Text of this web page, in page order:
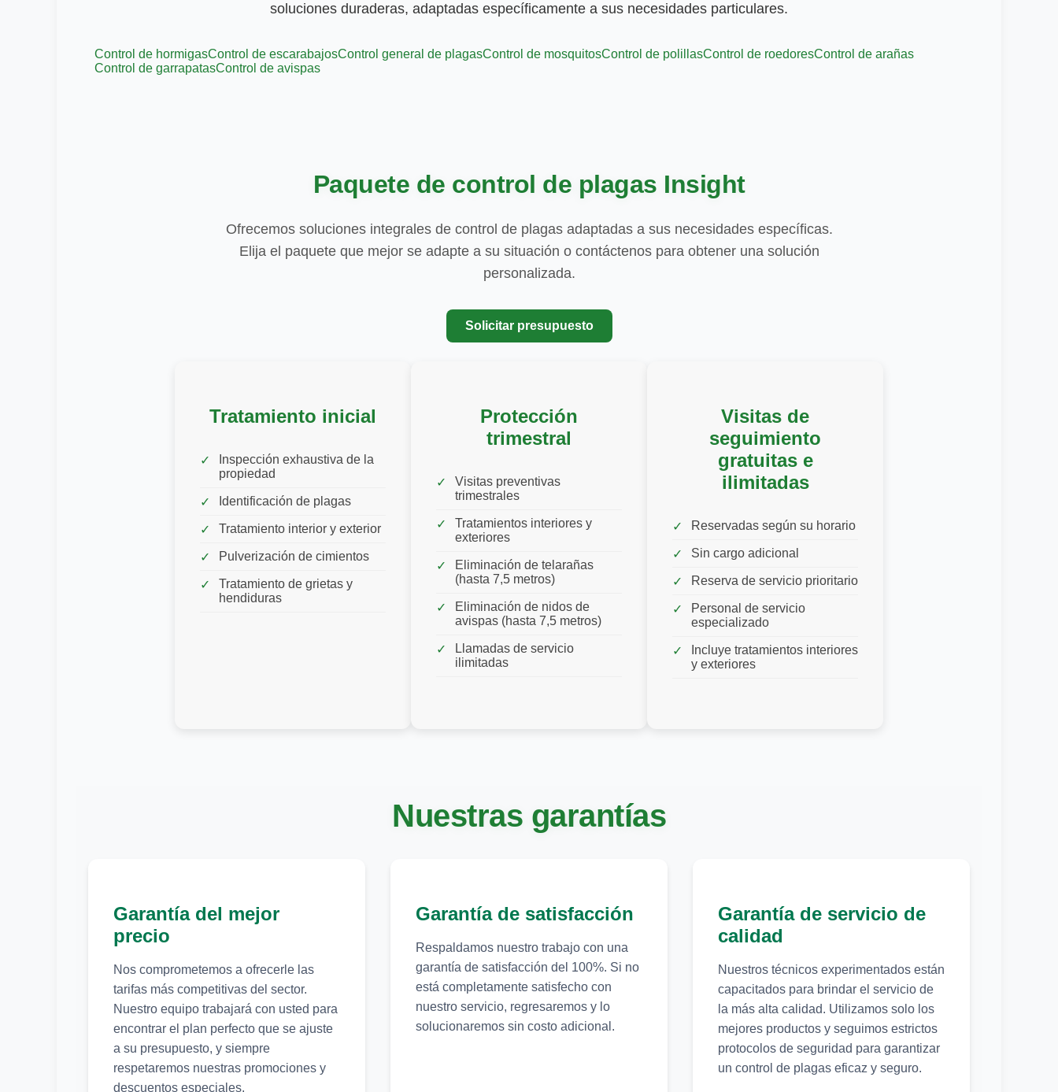
soluciones duraderas, adaptadas específicamente a sus necesidades particulares.
Control de hormigasControl de escarabajosControl general de plagasControl de mosquitosControl de polillasControl de roedoresControl de arañas
Control de garrapatasControl de avispas
Paquete de control de plagas Insight
Ofrecemos soluciones integrales de control de plagas adaptadas a sus necesidades específicas.
Elija el paquete que mejor se adapte a su situación o contáctenos para obtener una solución
personalizada.
Solicitar presupuesto
Tratamiento inicial
Inspección exhaustiva de la
propiedad
Identificación de plagas
Tratamiento interior y exterior
Pulverización de cimientos
Tratamiento de grietas y
hendiduras
Protección
trimestral
Visitas preventivas
trimestrales
Tratamientos interiores y
exteriores
Eliminación de telarañas
(hasta 7,5 metros)
Eliminación de nidos de
avispas (hasta 7,5 metros)
Llamadas de servicio
ilimitadas
Visitas de
seguimiento
gratuitas e
ilimitadas
Reservadas según su horario
Sin cargo adicional
Reserva de servicio prioritario
Personal de servicio
especializado
Incluye tratamientos interiores
y exteriores
Nuestras garantías
Garantía del mejor
precio
Nos comprometemos a ofrecerle las
tarifas más competitivas del sector.
Nuestro equipo trabajará con usted para
encontrar el plan perfecto que se ajuste
a su presupuesto, y siempre
respetaremos nuestras promociones y
descuentos especiales.
Garantía de satisfacción
Respaldamos nuestro trabajo con una
garantía de satisfacción del 100%. Si no
está completamente satisfecho con
nuestro servicio, regresaremos y lo
solucionaremos sin costo adicional.
Garantía de servicio de
calidad
Nuestros técnicos experimentados están
capacitados para brindar el servicio de
la más alta calidad. Utilizamos solo los
mejores productos y seguimos estrictos
protocolos de seguridad para garantizar
un control de plagas eficaz y seguro.